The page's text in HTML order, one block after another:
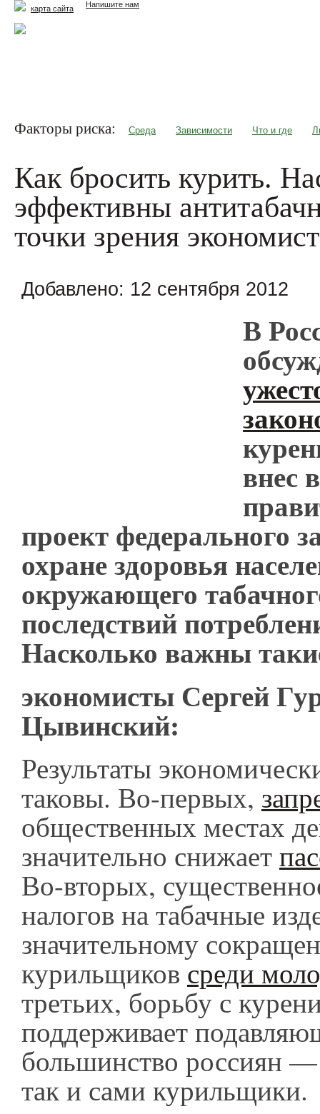
Напишите нам
карта сайта
Факторы риска: Среда Зависимости Что и где
Как бросить курить.
эффективны
точки зрения
Добавлено: 12 сентября 2012
В
внес в
проект федерального
охране здоровья
окружающего
последствий
Насколько важны
экономисты Сергей
Цывинский:
Результаты
таковы. Во-первых,
общественных местах
значительно снижает
Во-вторых,
налогов на табачные
значительному
курильщиковсреди
третьих, борьбу с
поддерживает
большинство россиян
так и сами курильщики.